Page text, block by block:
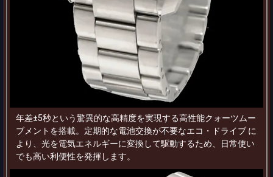
年差±5秒という驚異的な高精度を実現する高性能クォーツムー
ブメントを搭載。定期的な電池交換が不要なエコ・ドライブ に
より、光を電気エネルギーに変換して駆動するため、日常使い
でも高い利便性を発揮します。